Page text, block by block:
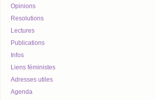
Opinions
Resolutions
Lectures
Publications
Infos
Liens féministes
Adresses utiles
Agenda